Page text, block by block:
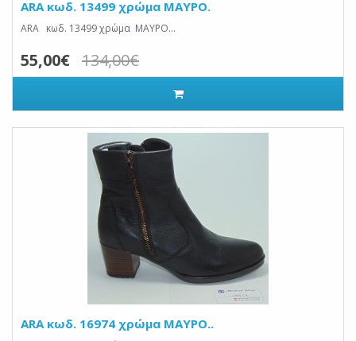
ARA κωδ. 13499 χρώμα ΜΑΥΡΟ.
ARA κωδ. 13499 χρώμα ΜΑΥΡΟ...
55,00€ 134,00€
ARA κωδ. 16974 χρώμα ΜΑΥΡΟ..